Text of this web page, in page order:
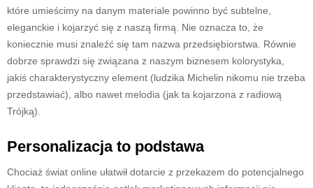
które umieścimy na danym materiale powinno być subtelne,
eleganckie i kojarzyć się z naszą firmą. Nie oznacza to, że
koniecznie musi znaleźć się tam nazwa przedsiębiorstwa. Równie
dobrze sprawdzi się związana z naszym biznesem kolorystyka,
jakiś charakterystyczny element (ludzika Michelin nikomu nie trzeba
przedstawiać), albo nawet melodia (jak ta kojarzona z radiową
Trójką).
Personalizacja to podstawa
Chociaż świat online ułatwił dotarcie z przekazem do potencjalnego